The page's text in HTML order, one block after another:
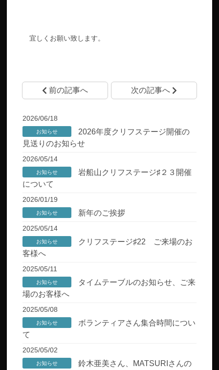
宜しくお願い致します。
前の記事へ 次の記事へ
2026/06/18
お知らせ
2026年度クリフステージ開催の
見送りのお知らせ
2026/05/14
お知らせ
岩船山クリフステージ♯２３開催
について
2026/01/19
お知らせ 新年のご挨拶
2025/05/14
お知らせ
クリフステージ♯22 ご来場のお
客様へ
2025/05/11
お知らせ
タイムテーブルのお知らせ、ご来
場のお客様へ
2025/05/08
お知らせ
ボランティアさん集合時間につい
て
2025/05/02
お知らせ
鈴木亜美さん、MATSURIさんの